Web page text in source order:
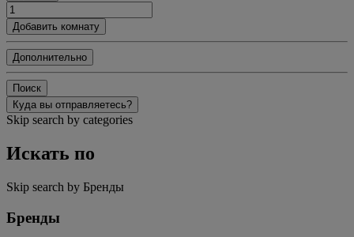
Добавить комнату
Дополнительно
Поиск
Куда вы отправляетесь?
Skip search by categories
Искать по
Skip search by Бренды
Бренды